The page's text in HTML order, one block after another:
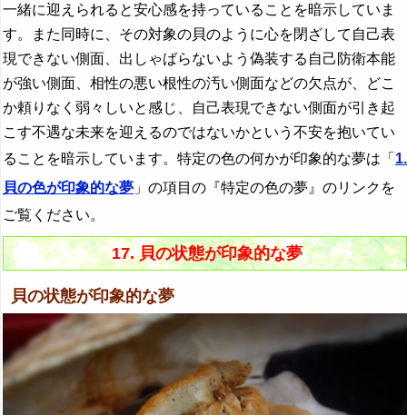
一緒に迎えられると安心感を持っていることを暗示していま
す。また同時に、その対象の貝のように心を閉ざして自己表
現できない側面、出しゃばらないよう偽装する自己防衛本能
が強い側面、相性の悪い根性の汚い側面などの欠点が、どこ
か頼りなく弱々しいと感じ、自己表現できない側面が引き起
こす不遇な未来を迎えるのではないかという不安を抱いてい
ることを暗示しています。特定の色の何かが印象的な夢は「 1.
貝の色が印象的な夢 」の項目の『特定の色の夢』のリンクを
ご覧ください。
17. 貝の状態が印象的な夢
貝の状態が印象的な夢